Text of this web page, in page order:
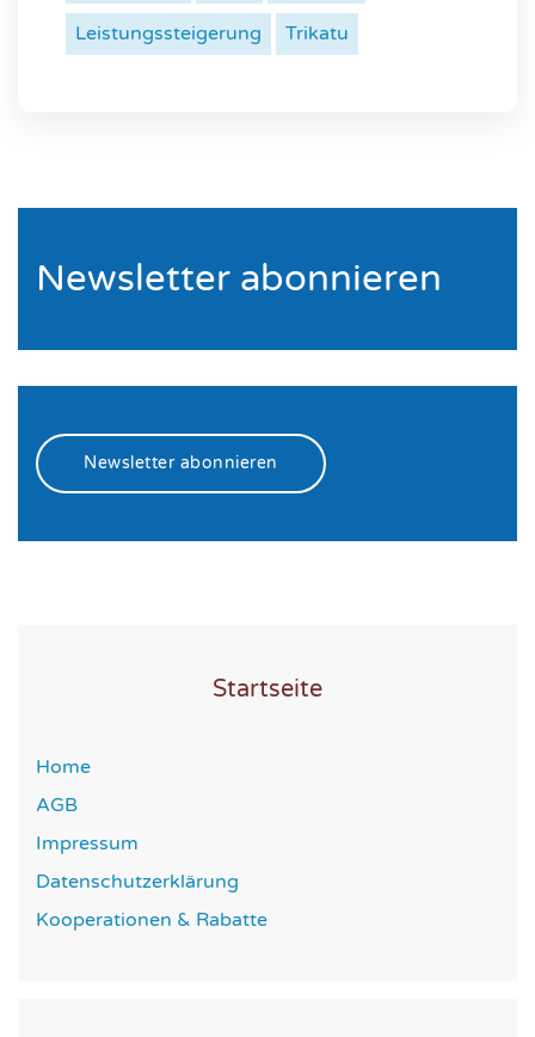
Leistungssteigerung Trikatu
Newsletter abonnieren
Newsletter abonnieren
Startseite
Home
AGB
Impressum
Datenschutzerklärung
Kooperationen & Rabatte